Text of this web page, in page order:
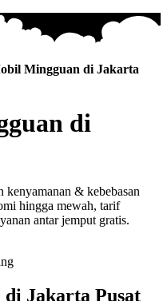
Mingguan di Jakarta
di
kenyamanan & kebebasan
hingga mewah, tarif
antar jemput gratis.
Jakarta Pusat